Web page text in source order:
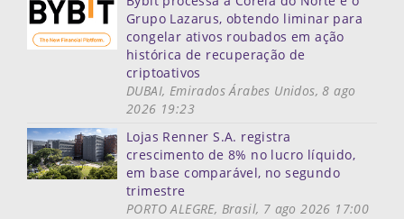
Grupo Lazarus, obtendo liminar para
congelar ativos roubados em ação
histórica de recuperação de
criptoativos
DUBAI, Emirados Árabes Unidos, 8 ago
2026 19:23
Lojas Renner S.A. registra
crescimento de 8% no lucro líquido,
em base comparável, no segundo
trimestre
PORTO ALEGRE, Brasil, 7 ago 2026 17:00